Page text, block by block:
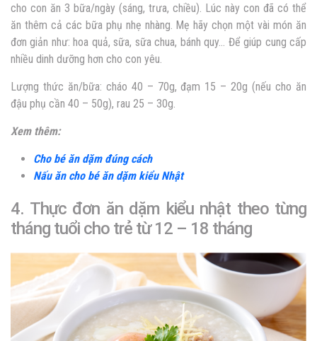
cho con ăn 3 bữa/ngày (sáng, trưa, chiều). Lúc này con đã có thể
ăn thêm cả các bữa phụ nhẹ nhàng. Mẹ hãy chọn một vài món ăn
đơn giản như: hoa quả, sữa, sữa chua, bánh quy… Để giúp cung cấp
nhiều dinh dưỡng hơn cho con yêu.
Lượng thức ăn/bữa: cháo 40 – 70g, đạm 15 – 20g (nếu cho ăn
đậu phụ cần 40 – 50g), rau 25 – 30g.
Xem thêm:
Cho bé ăn dặm đúng cách
Nấu ăn cho bé ăn dặm kiểu Nhật
4. Thực đơn ăn dặm kiểu nhật theo từng
tháng tuổi cho trẻ từ 12 – 18 tháng